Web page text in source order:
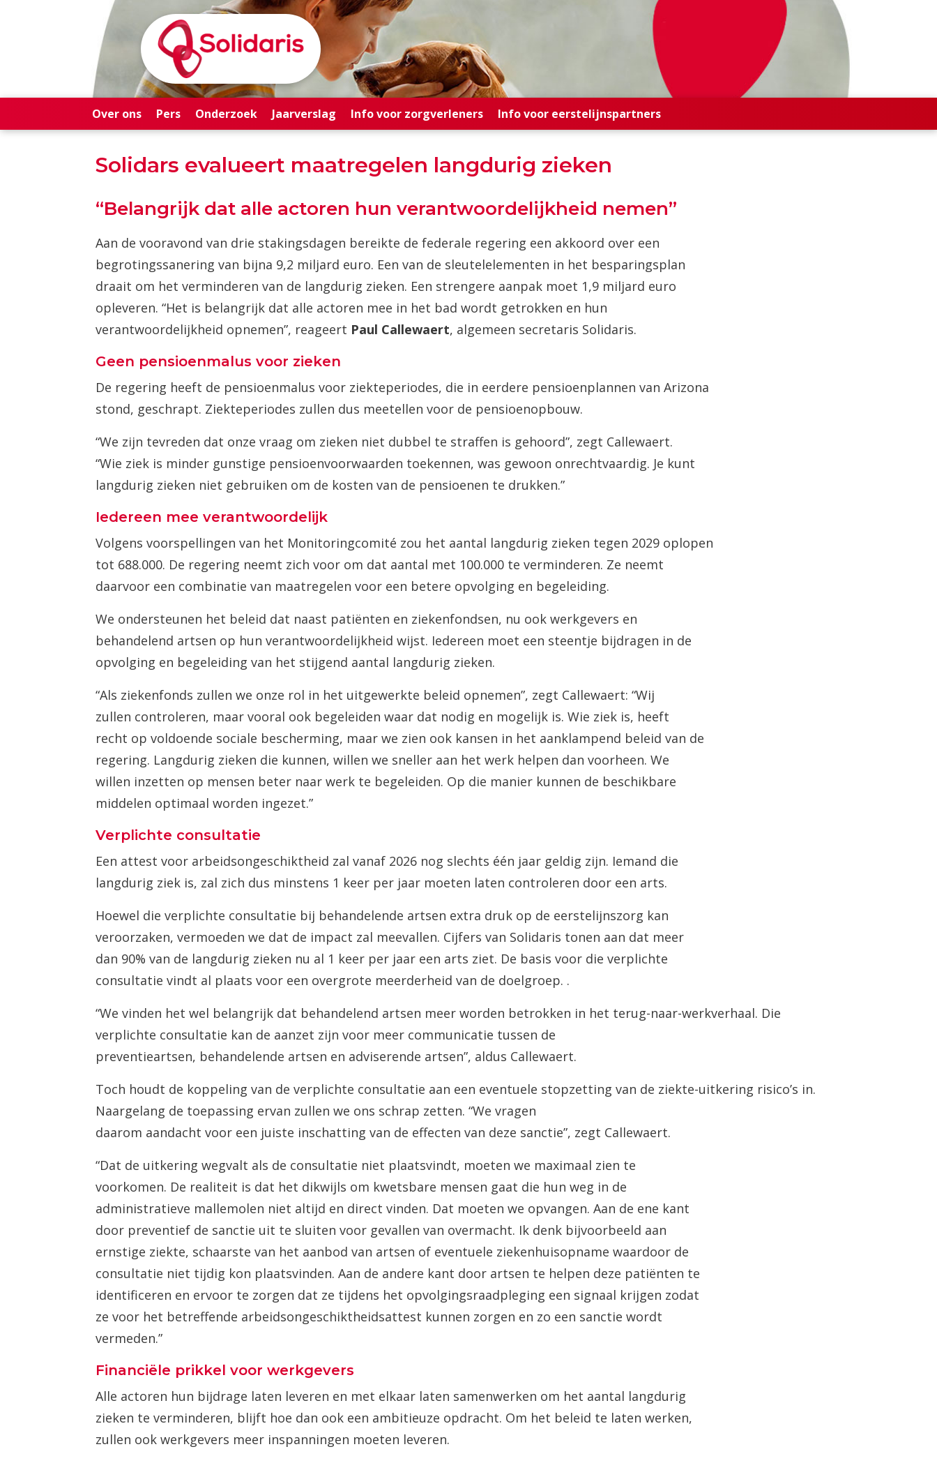
Over ons Pers Onderzoek Jaarverslag Info voor zorgverleners Info voor eerstelijnspartners
Solidars evalueert maatregelen langdurig zieken
“Belangrijk dat alle actoren hun verantwoordelijkheid nemen”
Aan de vooravond van drie stakingsdagen bereikte de federale regering een akkoord over een
begrotingssanering van bijna 9,2 miljard euro. Een van de sleutelelementen in het besparingsplan
draait om het verminderen van de langdurig zieken. Een strengere aanpak moet 1,9 miljard euro
opleveren. “Het is belangrijk dat alle actoren mee in het bad wordt getrokken en hun
verantwoordelijkheid opnemen”, reageert Paul Callewaert, algemeen secretaris Solidaris.
Geen pensioenmalus voor zieken
De regering heeft de pensioenmalus voor ziekteperiodes, die in eerdere pensioenplannen van Arizona
stond, geschrapt. Ziekteperiodes zullen dus meetellen voor de pensioenopbouw.
“We zijn tevreden dat onze vraag om zieken niet dubbel te straffen is gehoord”, zegt Callewaert.
“Wie ziek is minder gunstige pensioenvoorwaarden toekennen, was gewoon onrechtvaardig. Je kunt
langdurig zieken niet gebruiken om de kosten van de pensioenen te drukken.”
Iedereen mee verantwoordelijk
Volgens voorspellingen van het Monitoringcomité zou het aantal langdurig zieken tegen 2029 oplopen
tot 688.000. De regering neemt zich voor om dat aantal met 100.000 te verminderen. Ze neemt
daarvoor een combinatie van maatregelen voor een betere opvolging en begeleiding.
We ondersteunen het beleid dat naast patiënten en ziekenfondsen, nu ook werkgevers en
behandelend artsen op hun verantwoordelijkheid wijst. Iedereen moet een steentje bijdragen in de
opvolging en begeleiding van het stijgend aantal langdurig zieken.
“Als ziekenfonds zullen we onze rol in het uitgewerkte beleid opnemen”, zegt Callewaert: “Wij
zullen controleren, maar vooral ook begeleiden waar dat nodig en mogelijk is. Wie ziek is, heeft
recht op voldoende sociale bescherming, maar we zien ook kansen in het aanklampend beleid van de
regering. Langdurig zieken die kunnen, willen we sneller aan het werk helpen dan voorheen. We
willen inzetten op mensen beter naar werk te begeleiden. Op die manier kunnen de beschikbare
middelen optimaal worden ingezet.”
Verplichte consultatie
Een attest voor arbeidsongeschiktheid zal vanaf 2026 nog slechts één jaar geldig zijn. Iemand die
langdurig ziek is, zal zich dus minstens 1 keer per jaar moeten laten controleren door een arts.
Hoewel die verplichte consultatie bij behandelende artsen extra druk op de eerstelijnszorg kan
veroorzaken, vermoeden we dat de impact zal meevallen. Cijfers van Solidaris tonen aan dat meer
dan 90% van de langdurig zieken nu al 1 keer per jaar een arts ziet. De basis voor die verplichte
consultatie vindt al plaats voor een overgrote meerderheid van de doelgroep. .
“We vinden het wel belangrijk dat behandelend artsen meer worden betrokken in het terug-naar-werkverhaal. Die
verplichte consultatie kan de aanzet zijn voor meer communicatie tussen de
preventieartsen, behandelende artsen en adviserende artsen”, aldus Callewaert.
Toch houdt de koppeling van de verplichte consultatie aan een eventuele stopzetting van de ziekte-uitkering risico’s in.
Naargelang de toepassing ervan zullen we ons schrap zetten. “We vragen
daarom aandacht voor een juiste inschatting van de effecten van deze sanctie”, zegt Callewaert.
“Dat de uitkering wegvalt als de consultatie niet plaatsvindt, moeten we maximaal zien te
voorkomen. De realiteit is dat het dikwijls om kwetsbare mensen gaat die hun weg in de
administratieve mallemolen niet altijd en direct vinden. Dat moeten we opvangen. Aan de ene kant
door preventief de sanctie uit te sluiten voor gevallen van overmacht. Ik denk bijvoorbeeld aan
ernstige ziekte, schaarste van het aanbod van artsen of eventuele ziekenhuisopname waardoor de
consultatie niet tijdig kon plaatsvinden. Aan de andere kant door artsen te helpen deze patiënten te
identificeren en ervoor te zorgen dat ze tijdens het opvolgingsraadpleging een signaal krijgen zodat
ze voor het betreffende arbeidsongeschiktheidsattest kunnen zorgen en zo een sanctie wordt
vermeden.”
Financiële prikkel voor werkgevers
Alle actoren hun bijdrage laten leveren en met elkaar laten samenwerken om het aantal langdurig
zieken te verminderen, blijft hoe dan ook een ambitieuze opdracht. Om het beleid te laten werken,
zullen ook werkgevers meer inspanningen moeten leveren.